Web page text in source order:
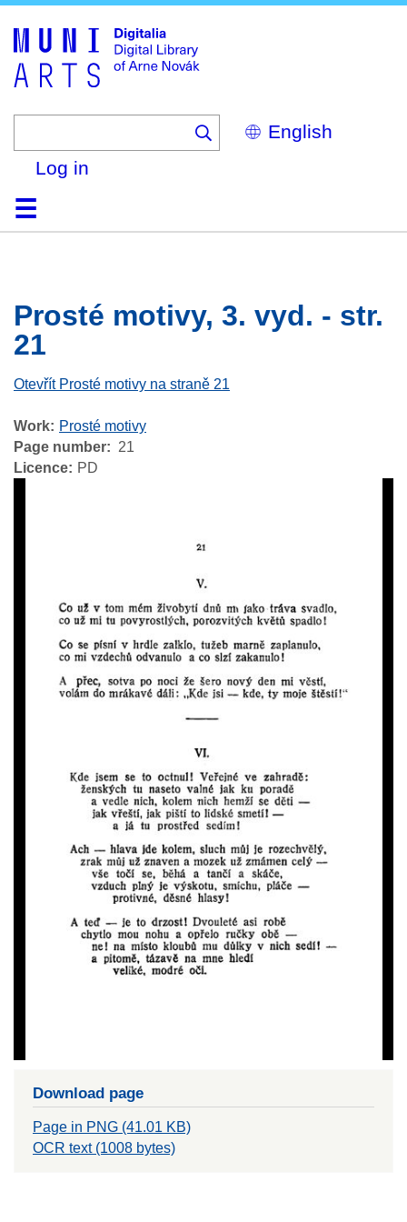
Select
your
Log in
HomeBrowse
Search
About
HelpContactDigitalia
Prosté motivy, 3. vyd. - str.
21
Otevřít Prosté motivy na straně 21
Work
Prosté motivy
Page number
21
Licence
PD
Download page
Page in PNG (41.01 KB)
OCR text (1008 bytes)